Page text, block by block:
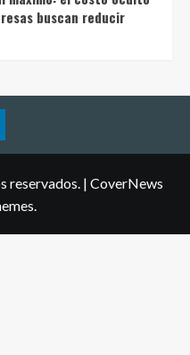
buscan reducir
reservados. | CoverNews